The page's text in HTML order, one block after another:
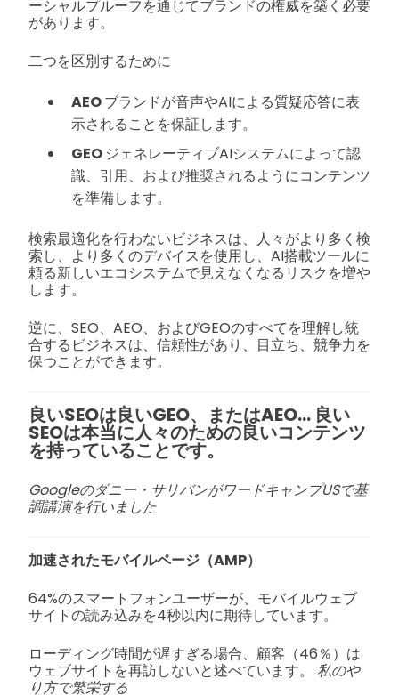
ーシャルプルーフを通じてブランドの権威を築く必要
があります。
二つを区別するために
AEOブランドが音声やAIによる質疑応答に表
示されることを保証します。
GEO ジェネレーティブAIシステムによって認
識、引用、および推奨されるようにコンテンツ
を準備します。
検索最適化を行わないビジネスは、人々がより多く検
索し、より多くのデバイスを使用し、AI搭載ツールに
頼る新しいエコシステムで見えなくなるリスクを増や
します。
逆に、SEO、AEO、およびGEOのすべてを理解し統
合するビジネスは、信頼性があり、目立ち、競争力を
保つことができます。
良いSEOは良いGEO、またはAEO... 良い
SEOは本当に人々のための良いコンテンツ
を持っていることです。
Googleのダニー・サリバンがワードキャンプUSで基
調講演を行いました
加速されたモバイルページ（AMP）
64%のスマートフォンユーザーが、モバイルウェブ
サイトの読み込みを4秒以内に期待しています。
ローディング時間が遅すぎる場合、顧客（46％）は
ウェブサイトを再訪しないと述べています。 私のや
り方で繁栄する